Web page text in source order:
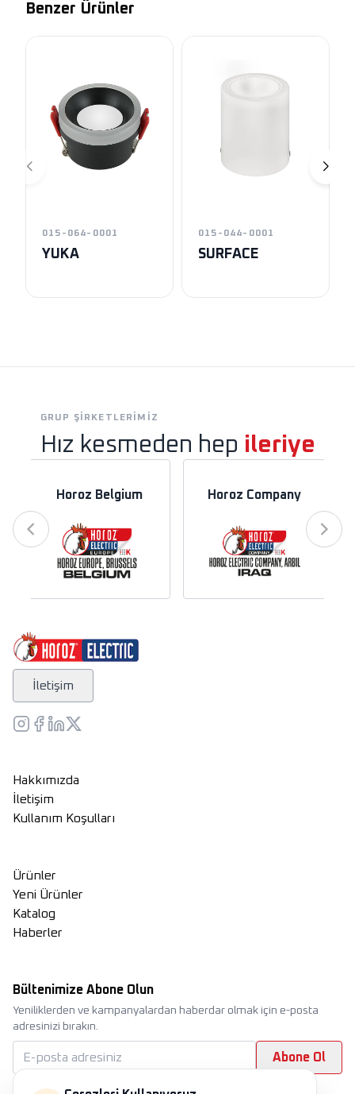
Benzer Ürünler
015-064-0001
YUKA
015-044-0001
SURFACE
GRUP ŞIRKETLERIMIZ
Hız kesmeden hep ileriye
Horoz Belgium Horoz Company
İletişim
Hakkımızda
İletişim
Kullanım Koşulları
Ürünler
Yeni Ürünler
Katalog
Haberler
Bültenimize Abone Olun
Yeniliklerden ve kampanyalardan haberdar olmak için e-posta
adresinizi bırakın.
Abone Ol